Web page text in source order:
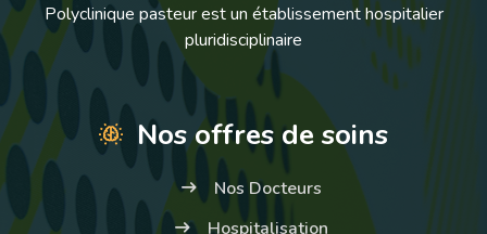
Polyclinique pasteur est un établissement hospitalier
pluridisciplinaire
Nos offres de soins
Nos Docteurs
Hospitalisation